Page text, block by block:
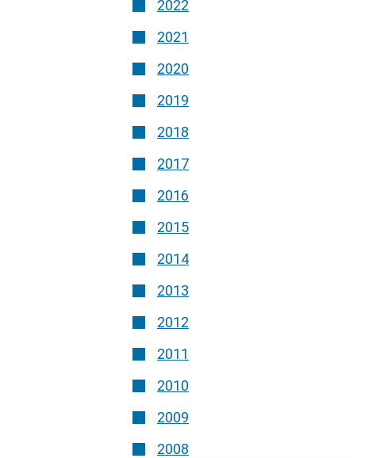
2022
2021
2020
2019
2018
2017
2016
2015
2014
2013
2012
2011
2010
2009
2008